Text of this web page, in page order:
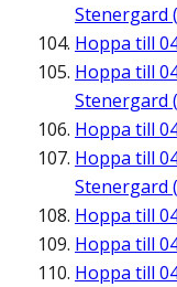
Stenergard
Hoppa till
Hoppa till
Stenergard
Hoppa till
Hoppa till
Stenergard
Hoppa till
Hoppa till
Hoppa till